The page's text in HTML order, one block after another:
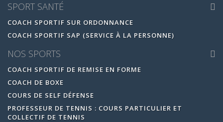
SPORT SANTÉ
COACH SPORTIF SUR ORDONNANCE
COACH SPORTIF SAP (SERVICE À LA PERSONNE)
NOS SPORTS
COACH SPORTIF DE REMISE EN FORME
COACH DE BOXE
COURS DE SELF DÉFENSE
PROFESSEUR DE TENNIS : COURS PARTICULIER ET
COLLECTIF DE TENNIS